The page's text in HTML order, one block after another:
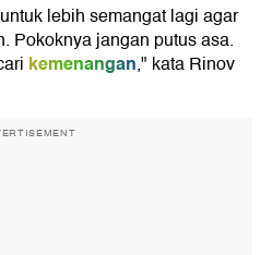
lebih semangat lagi agar
Pokoknya jangan putus asa.
kemenangan," kata Rinov